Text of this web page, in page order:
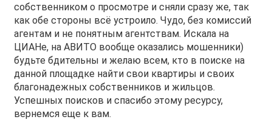
собственником о просмотре и сняли сразу же, так
как обе стороны всё устроило. Чудо, без комиссий
агентам и не понятным агентствам. Искала на
ЦИАНе, на АВИТО вообще оказались мошенники)
будьте бдительны и желаю всем, кто в поиске на
данной площадке найти свои квартиры и своих
благонадежных собственников и жильцов.
Успешных поисков и спасибо этому ресурсу,
вернемся еще к вам.